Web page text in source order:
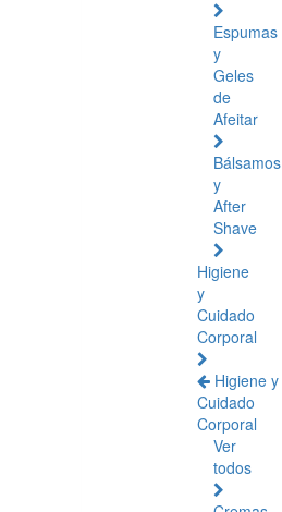
Espumas
y
Geles
de
Afeitar
Bálsamos
y
After
Shave
Higiene
y
Cuidado
Corporal
Higiene y
Cuidado
Corporal
Ver
todos